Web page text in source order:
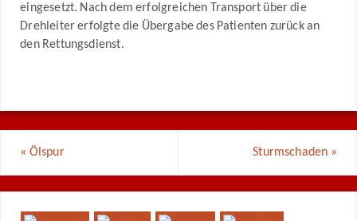
eingesetzt. Nach dem erfolgreichen Transport über die
Drehleiter erfolgte die Übergabe des Patienten zurück an
den Rettungsdienst.
« Ölspur Sturmschaden »